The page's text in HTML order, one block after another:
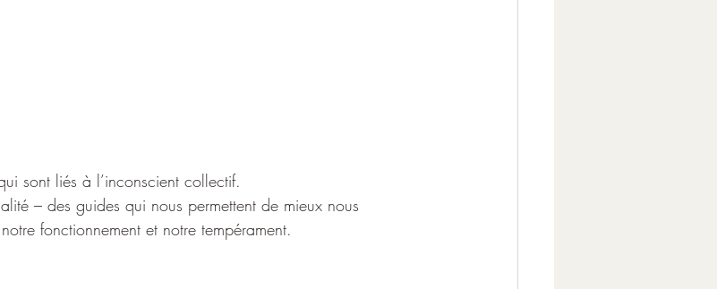
sont liés à l’inconscient collectif.
– des guides qui nous permettent de mieux nous
fonctionnement et notre tempérament.